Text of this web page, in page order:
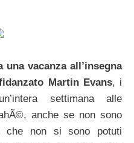
una vacanza all’insegna
Martin Evans, i
settimana alle
anche se non sono
che non si sono potuti